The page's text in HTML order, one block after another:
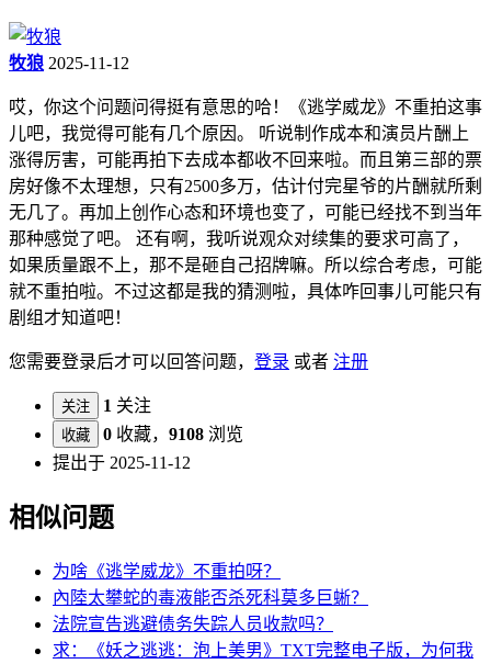
牧狼 2025-11-12
哎，你这个问题问得挺有意思的哈！《逃学威龙》不重拍这事
儿吧，我觉得可能有几个原因。 听说制作成本和演员片酬上
涨得厉害，可能再拍下去成本都收不回来啦。而且第三部的票
房好像不太理想，只有2500多万，估计付完星爷的片酬就所剩
无几了。再加上创作心态和环境也变了，可能已经找不到当年
那种感觉了吧。 还有啊，我听说观众对续集的要求可高了，
如果质量跟不上，那不是砸自己招牌嘛。所以综合考虑，可能
就不重拍啦。不过这都是我的猜测啦，具体咋回事儿可能只有
剧组才知道吧！
您需要登录后才可以回答问题， 登录 或者 注册
关注 1 关注
收藏 0 收藏， 9108 浏览
提出于 2025-11-12
相似问题
为啥《逃学威龙》不重拍呀？
內陸太攀蛇的毒液能否杀死科莫多巨蜥？
法院宣告逃避债务失踪人员收款吗？
求：《妖之逃逃：泡上美男》TXT完整电子版，为何我